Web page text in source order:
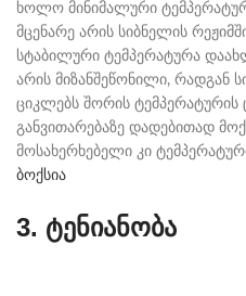
ხოლო მინიმალური
მცენარე არის სიბნელის
სტაბილური ტემპერატურა
არის მიზანშეწონილი, რადგან
ციკლებს შორის ტემპერატურის
განვითარებაზე დადებითად
მოსახერხებელი კი
ბოქსია
3. ტენიანობა